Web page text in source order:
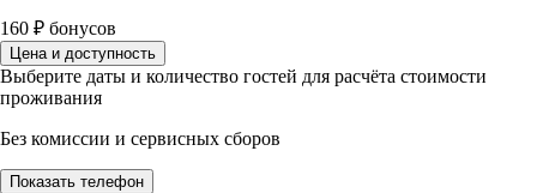
160 ₽ бонусов
Цена и доступность
Выберите даты и количество гостей для расчёта стоимости
проживания
Без комиссии и сервисных сборов
Показать телефон